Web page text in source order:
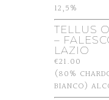
12,5%
TELLUS
–
LAZIO
€21.00
(80%
BIANCO)